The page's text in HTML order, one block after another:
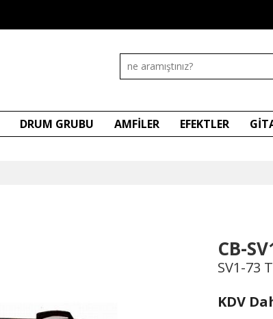
DRUM GRUBU AMFİLER EFEKTLER
CB-
SV1-73
KDV